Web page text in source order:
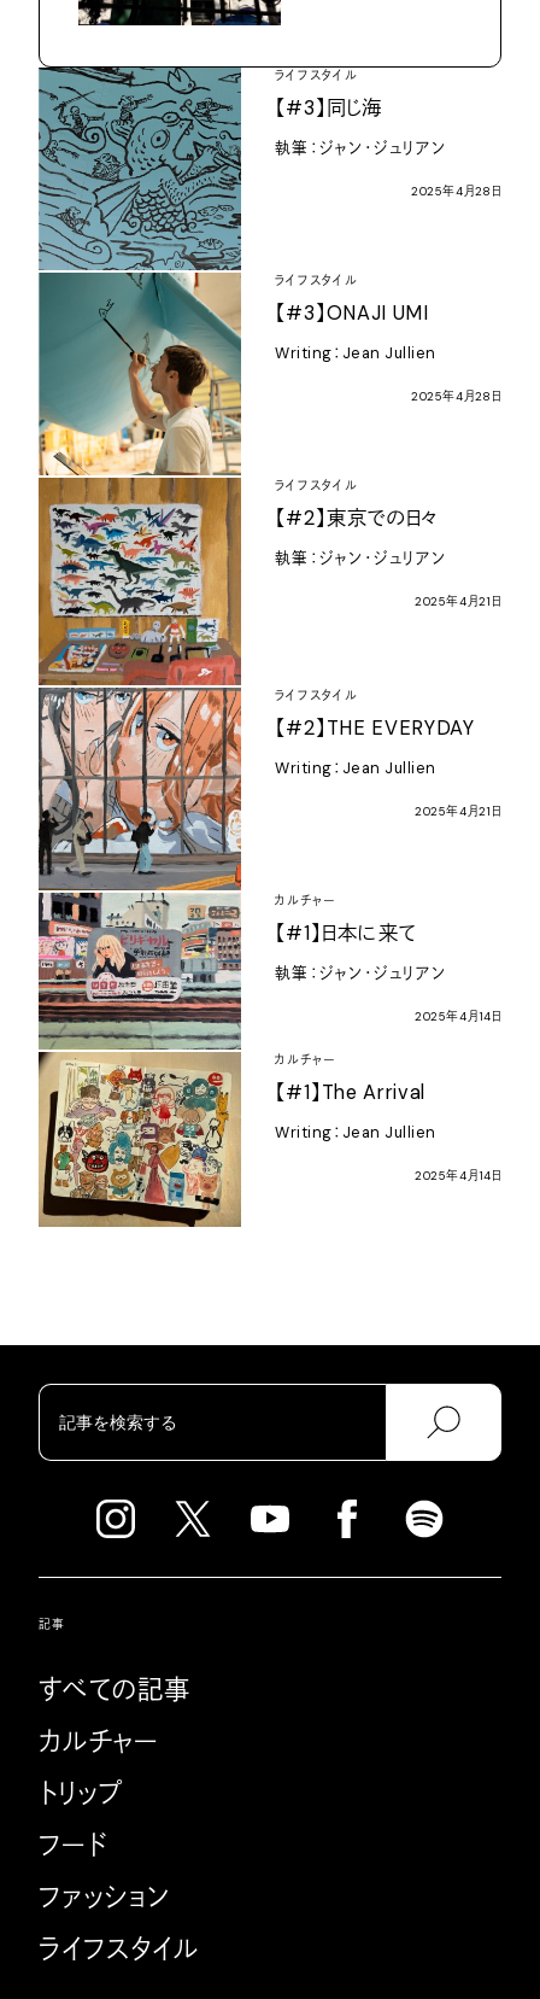
ライフスタイル
【#3】同じ海
執筆：ジャン・ジュリアン
2025年4月28 日
ライフスタイル
【#3】ONAJI UMI
Writing： Jean Jullien
2025年4月28 日
ライフスタイル
【#2】東京での日々
執筆：ジャン・ジュリアン
2025年4月21 日
ライフスタイル
【#2】 THE EVERYDAY
Writing： Jean Jullien
2025年4月21 日
カルチャー
【#1】日本に来て
執筆：ジャン・ジュリアン
2025年4月 14日
カルチャー
【#1】 The Arrival
Writing： Jean Jullien
2025年4月 14日
記事
すべての記事
カルチャー
トリップ
フード
ファッション
ライフスタイル